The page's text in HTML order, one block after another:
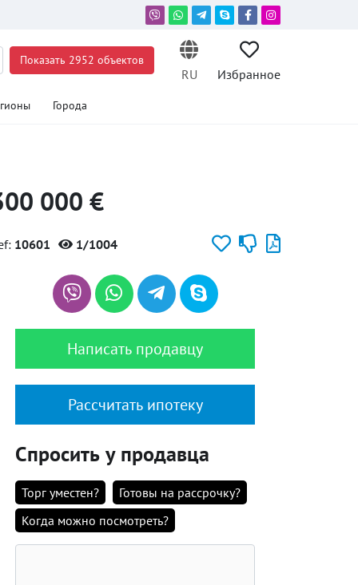
Показать 2952 объектов
RU Избранное
Города
000 €
10601 1/1004
Написать продавцу
Рассчитать ипотеку
Спросить у продавца
Торг уместен?
Готовы на рассрочку?
Когда можно посмотреть?